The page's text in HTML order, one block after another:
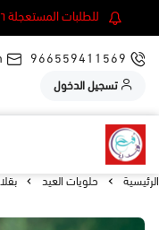
للطلبات المستعجلة ٠٥٩١٣٢٦٧١٦ المدينة و الرياض و دمام.
966559411569
تسجيل الدخول
الرئيسية حلويات العيد